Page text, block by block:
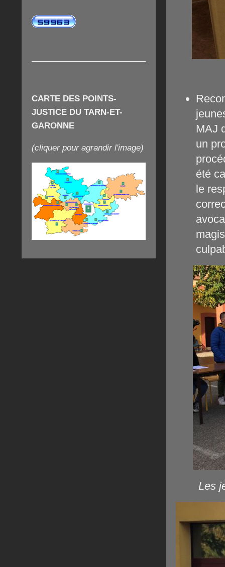
MAJ
un
été
le
Les
CARTE DES POINTS-
JUSTICE DU TARN-ET-
GARONNE
(cliquer pour agrandir l'image)